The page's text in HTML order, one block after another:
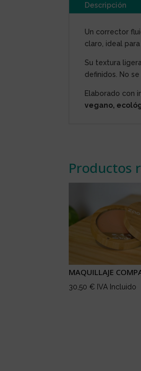
Descripción
Un corrector
claro, ideal
Su textura
definidos. No
Elaborado con
vegano,
Productos
MAQUILLAJE
30,50 € IVA Incluido